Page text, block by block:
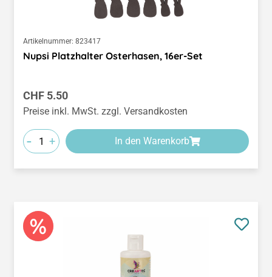
Artikelnummer: 823417
Nupsi Platzhalter Osterhasen, 16er-Set
Regulärer Preis:
CHF 5.50
Preise inkl. MwSt. zzgl. Versandkosten
- + In den Warenkorb